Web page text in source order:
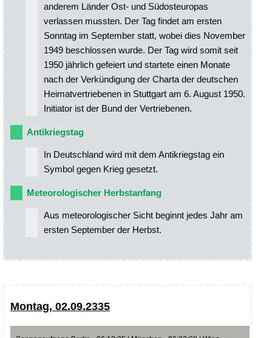
anderem Länder Ost- und Südosteuropas
verlassen mussten. Der Tag findet am ersten
Sonntag im September statt, wobei dies November
1949 beschlossen wurde. Der Tag wird somit seit
1950 jährlich gefeiert und startete einen Monate
nach der Verkündigung der Charta der deutschen
Heimatvertriebenen in Stuttgart am 6. August 1950.
Initiator ist der Bund der Vertriebenen.
Antikriegstag
In Deutschland wird mit dem Antikriegstag ein
Symbol gegen Krieg gesetzt.
Meteorologischer Herbstanfang
Aus meteorologischer Sicht beginnt jedes Jahr am
ersten September der Herbst.
Montag, 02.09.2335